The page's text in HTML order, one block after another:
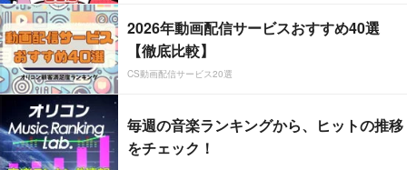
2026年動画配信サービスおすすめ40選
【徹底比較】
CS動画配信サービス20選
毎週の音楽ランキングから、ヒットの推移
をチェック！